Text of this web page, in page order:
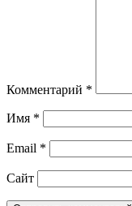
Комментарий *
Имя *
Email *
Сайт